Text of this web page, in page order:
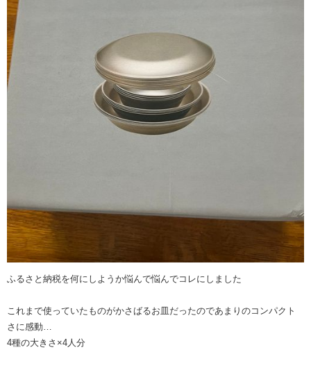
ふるさと納税を何にしようか悩んで悩んでコレにしました
これまで使っていたものがかさばるお皿だったのであまりのコンパクト
さに感動…
4種の大きさ×4人分